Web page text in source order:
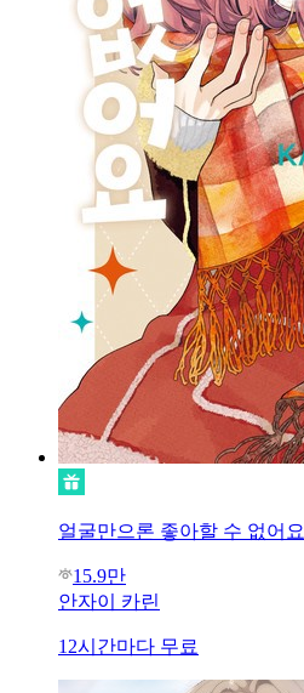
얼굴만으론 좋아할 수 없어요
15.9만
안자이 카린
12시간마다 무료